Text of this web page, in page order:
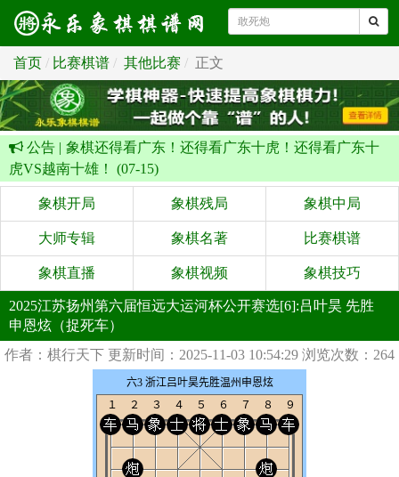
首页 比赛棋谱 其他比赛 正文
公告 | 象棋还得看广东！还得看广东十虎！还得看广东十
虎VS越南十雄！ (07-15)
象棋开局 象棋残局 象棋中局
大师专辑 象棋名著 比赛棋谱
象棋直播 象棋视频 象棋技巧
2025江苏扬州第六届恒远大运河杯公开赛选[6]:吕叶昊 先胜
申恩炫（捉死车）
作者：棋行天下 更新时间：2025-11-03 10:54:29 浏览次数：264